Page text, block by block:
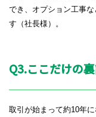
でき、オプション工事
す（社長様）。
Q3.ここだけの
取引が始まって約10年